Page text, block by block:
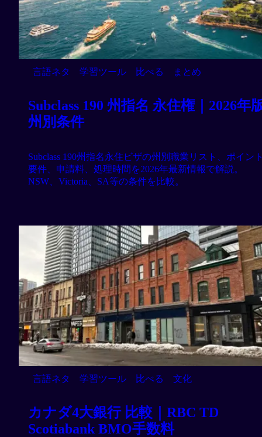
言語ネタ 学習ツール 比べる まとめ
Subclass 190 州指名 永住権｜2026年
州別条件
Subclass 190州指名永住ビザの州別職業リスト、ポイン
要件、申請料、処理時間を2026年最新情報で解説。
NSW、Victoria、SA等の条件を比較。
言語ネタ 学習ツール 比べる 文化
カナダ4大銀行 比較｜RBC TD
Scotiabank BMO手数料